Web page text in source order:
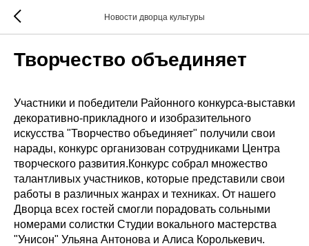
Новости дворца культуры
Творчество объединяет
Участники и победители Районного конкурса-выставки
декоративно-прикладного и изобразительного
искусства "Творчество объединяет" получили свои
нарады, конкурс организован сотрудниками Центра
творческого развития.Конкурс собрал множество
талантливых участников, которые представили свои
работы в различных жанрах и техниках. От нашего
Дворца всех гостей смогли порадовать сольными
номерами солистки Студии вокального мастерства
"Унисон" Ульяна Антонова и Алиса Королькевич.